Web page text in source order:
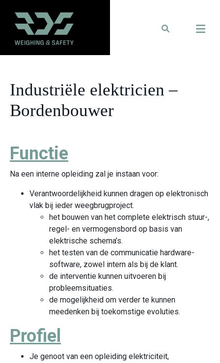
Industriële elektricien –
Bordenbouwer
Functie
Na een interne opleiding zal je instaan voor:
Verantwoordelijkheid kunnen dragen op elektronisch
vlak bij ieder weegbrugproject.
het bouwen van het complete elektrisch stuur-,
regel- en vermogensbord op basis van
elektrische schema’s.
het testen van de communicatie hardware-
software, zowel intern als bij de klant.
de interventie kunnen uitvoeren bij
probleemsituaties.
de mogelijkheid om verder te kunnen
meedenken bij toekomstige evoluties.
Profiel
Je genoot van een opleiding elektriciteit,